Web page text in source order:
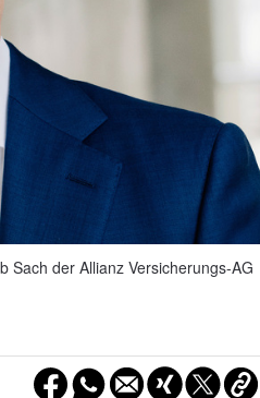
Sach der Allianz Versicherungs-AG